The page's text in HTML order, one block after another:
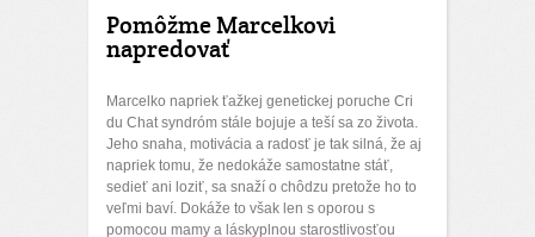
Pomôžme Marcelkovi
napredovať
Marcelko napriek ťažkej genetickej poruche Cri
du Chat syndróm stále bojuje a teší sa zo života.
Jeho snaha, motivácia a radosť je tak silná, že aj
napriek tomu, že nedokáže samostatne stáť,
sedieť ani loziť, sa snaží o chôdzu pretože ho to
veľmi baví. Dokáže to však len s oporou s
pomocou mamy a láskyplnou starostlivosťou